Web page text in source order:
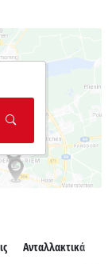
Ανταλλακτικά